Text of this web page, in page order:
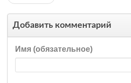
Добавить комментарий
Имя (обязательное)